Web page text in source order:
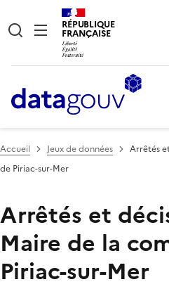
RÉPUBLIQUE
FRANÇAISE
Accueil Jeux de données
Arrêtés
de Piriac-sur-Mer
Arrêtés et
Maire de la
Piriac-sur-Mer